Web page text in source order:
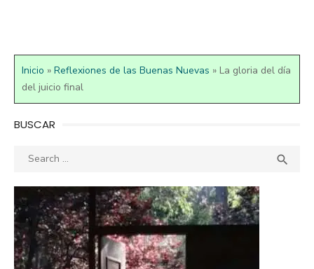
Inicio » Reflexiones de las Buenas Nuevas » La gloria del día
del juicio final
BUSCAR
Search
